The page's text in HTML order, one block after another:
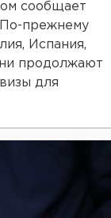
сообщает
По-прежнему
Испания,
продолжают
для